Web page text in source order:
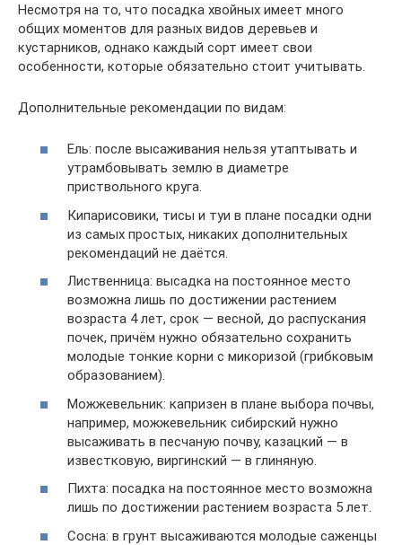
Несмотря на то, что посадка хвойных имеет много
общих моментов для разных видов деревьев и
кустарников, однако каждый сорт имеет свои
особенности, которые обязательно стоит учитывать.
Дополнительные рекомендации по видам:
Ель: после высаживания нельзя утаптывать и
утрамбовывать землю в диаметре
приствольного круга.
Кипарисовики, тисы и туи в плане посадки одни
из самых простых, никаких дополнительных
рекомендаций не даётся.
Лиственница: высадка на постоянное место
возможна лишь по достижении растением
возраста 4 лет, срок — весной, до распускания
почек, причём нужно обязательно сохранить
молодые тонкие корни с микоризой (грибковым
образованием).
Можжевельник: капризен в плане выбора почвы,
например, можжевельник сибирский нужно
высаживать в песчаную почву, казацкий — в
известковую, виргинский — в глиняную.
Пихта: посадка на постоянное место возможна
лишь по достижении растением возраста 5 лет.
Сосна: в грунт высаживаются молодые саженцы